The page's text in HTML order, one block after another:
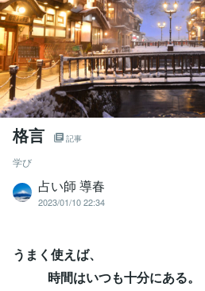
格言 記事
学び
占い師 導春
2023/01/10 22:34
うまく使えば、
時間はいつも十分にある。